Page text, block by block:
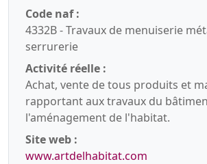
Code naf :
4332B - Travaux de menuiserie
serrurerie
Activité réelle :
Achat, vente de tous produits et
rapportant aux travaux du
l'aménagement de l'habitat.
Site web :
www.artdelhabitat.com